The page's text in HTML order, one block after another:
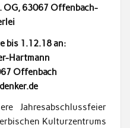
OG, 63067 Offenbach-
bis 1.12.18 an:
Hartmann
Offenbach
Jahresabschlussfeier
Kulturzentrums